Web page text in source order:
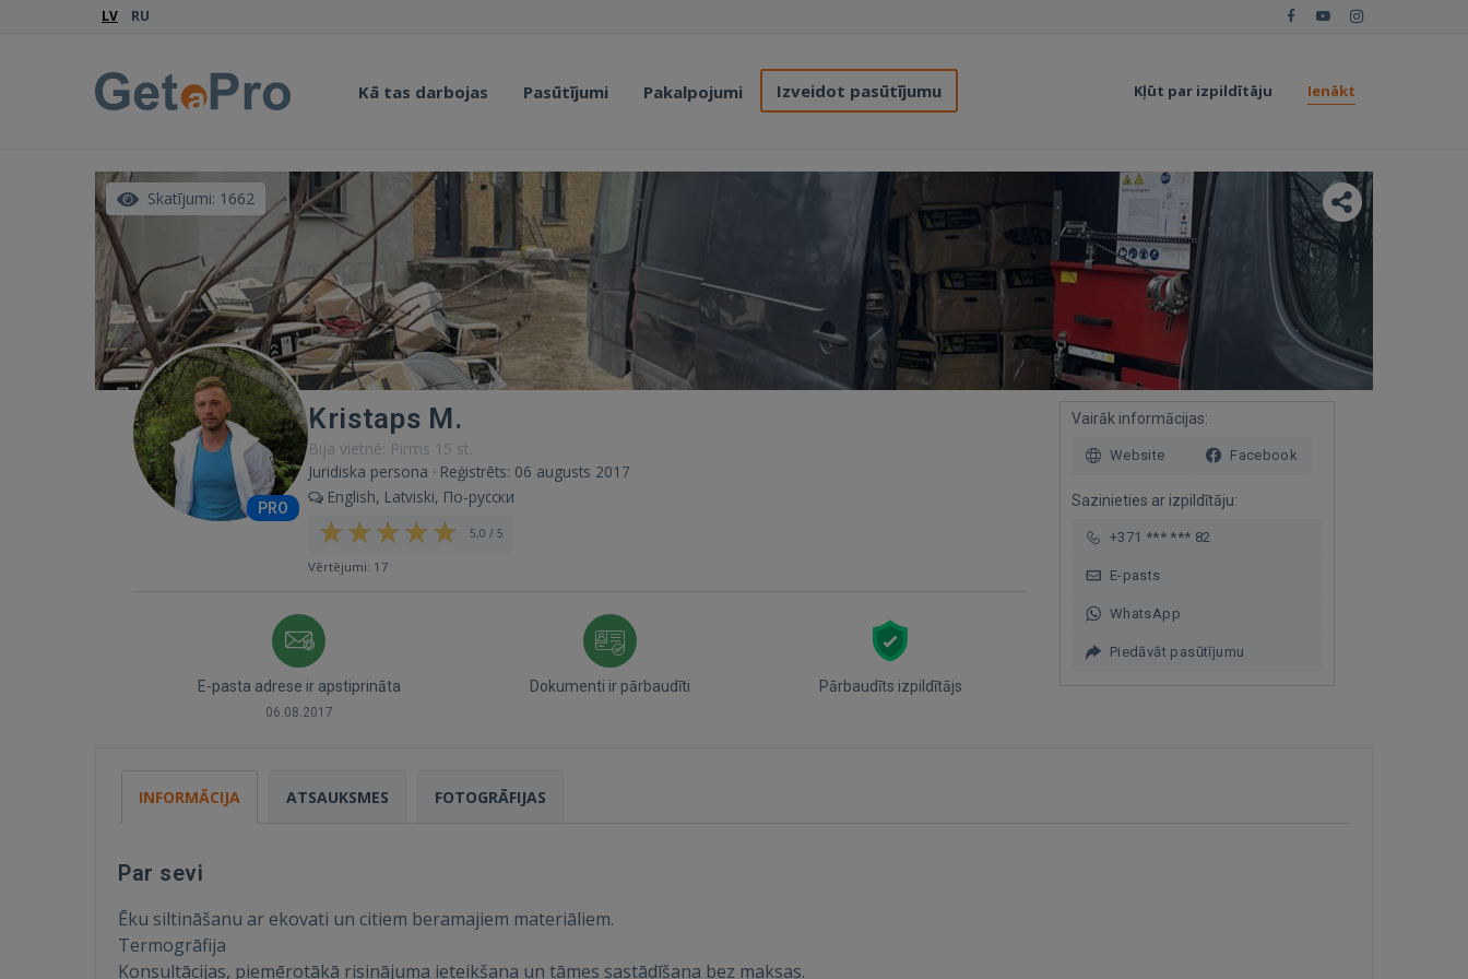
LV RU
Kā tas darbojas Pasūtījumi Pakalpojumi Izveidot pasūtījumu Kļūt par izpildītāju Ienākt
Skatījumi: 1662
PRO
Kristaps M.
Bija vietnē: Pirms 15 st.
Juridiska persona · Reģistrēts: 06 augusts 2017
English, Latviski, По-русски
5,0 / 5
Vērtējumi: 17
E-pasta adrese ir apstiprināta
06.08.2017
Dokumenti ir pārbaudīti Pārbaudīts izpildītājs
Vairāk informācijas:
Website Facebook
Sazinieties ar izpildītāju:
+371 *** *** 82
E-pasts
WhatsApp
Piedāvāt pasūtījumu
INFORMĀCIJA ATSAUKSMES FOTOGRĀFIJAS
Par sevi
Ēku siltināšanu ar ekovati un citiem beramajiem materiāliem.
Termogrāfija
Konsultācijas, piemērotākā risinājuma ieteikšana un tāmes sastādīšana bez maksas.